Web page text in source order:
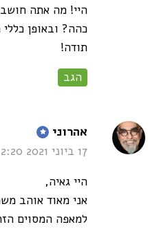
היי! מה אתה
כהה? ובאופן
תודה!
הגב
אהרוני says:
17 ביוני 2021 12:20
היי גאיה,
אני מאוד אוהב
למאפה המסוים